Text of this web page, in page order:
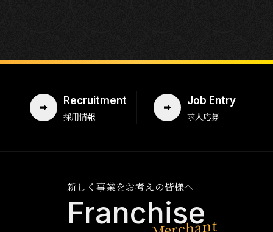
Recruitment
採用情報
Job Entry
求人応募
新しく事業をお考えの皆様へ
Franchise